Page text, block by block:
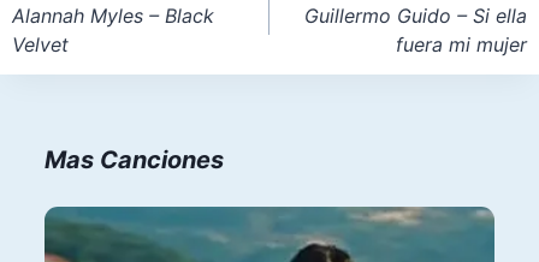
de
entradas
Alannah Myles – Black
Velvet
Guillermo Guido – Si ella
fuera mi mujer
Mas Canciones